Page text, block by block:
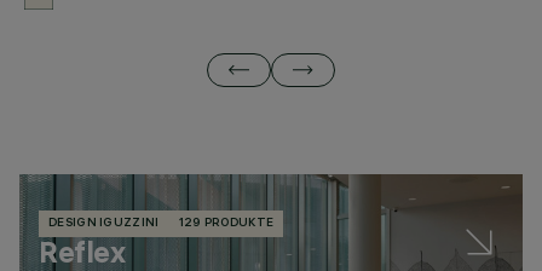
DESIGN IGUZZINI 129 PRODUKTE
Reflex